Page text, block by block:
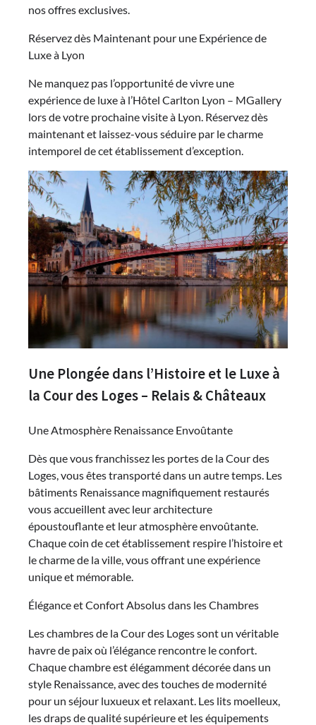
nos offres exclusives.
Réservez dès Maintenant pour une Expérience de
Luxe à Lyon
Ne manquez pas l’opportunité de vivre une
expérience de luxe à l’Hôtel Carlton Lyon – MGallery
lors de votre prochaine visite à Lyon. Réservez dès
maintenant et laissez-vous séduire par le charme
intemporel de cet établissement d’exception.
Une Plongée dans l’Histoire et le Luxe à
la Cour des Loges – Relais & Châteaux
Une Atmosphère Renaissance Envoûtante
Dès que vous franchissez les portes de la Cour des
Loges, vous êtes transporté dans un autre temps. Les
bâtiments Renaissance magnifiquement restaurés
vous accueillent avec leur architecture
époustouflante et leur atmosphère envoûtante.
Chaque coin de cet établissement respire l’histoire et
le charme de la ville, vous offrant une expérience
unique et mémorable.
Élégance et Confort Absolus dans les Chambres
Les chambres de la Cour des Loges sont un véritable
havre de paix où l’élégance rencontre le confort.
Chaque chambre est élégamment décorée dans un
style Renaissance, avec des touches de modernité
pour un séjour luxueux et relaxant. Les lits moelleux,
les draps de qualité supérieure et les équipements